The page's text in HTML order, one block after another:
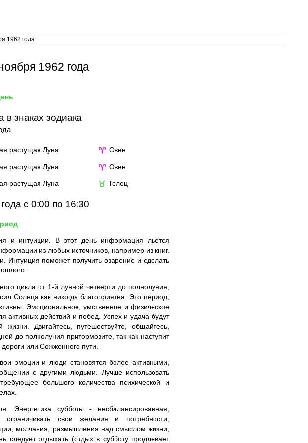
1962 года
1962 года
знаках зодиака
растущая Луна ♈ Овен
растущая Луна ♈ Овен
растущая Луна ♉ Телец
с 0:00 по 16:30
и интуиции. В этот день информация льется
из любых источников, например из книг.
Интуиция поможет получить озарение и сделать
цикла от 1-й лунной четверти до полнолуния,
Солнца как никогда благоприятна. Это период,
Эмоциональное, умственное и физическое
активных действий и побед. Успех и удача будут
Двигайтесь, путешествуйте, общайтесь,
до полнолуния притормозите, так как наступит
или Сожженного пути.
эмоции и люди становятся более активными,
с другими людьми. Лучше использовать
большого количества психической и
субботы - несбалансированная,
свои желания и потребности,
молчания, размышления над смыслом жизни,
следует отдыхать (отдых в субботу продлевает